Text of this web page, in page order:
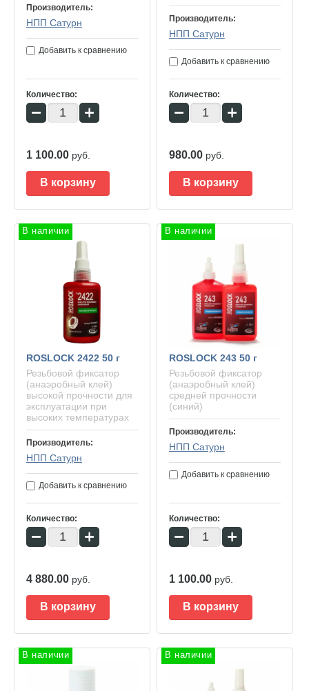
Производитель:
НПП Сатурн
Добавить к сравнению
Количество:
− +
1 100.00 руб.
В корзину
Производитель:
НПП Сатурн
Добавить к сравнению
Количество:
− +
980.00 руб.
В корзину
В наличии
ROSLOCK 2422 50 г
Резьбовой фиксатор
(анаэробный клей)
высокой прочности для
эксплуатации при
высоких температурах
Производитель:
НПП Сатурн
Добавить к сравнению
Количество:
− +
4 880.00 руб.
В корзину
В наличии
ROSLOCK 243 50 г
Резьбовой фиксатор
(анаэробный клей)
средней прочности
(синий)
Производитель:
НПП Сатурн
Добавить к сравнению
Количество:
− +
1 100.00 руб.
В корзину
В наличии В наличии